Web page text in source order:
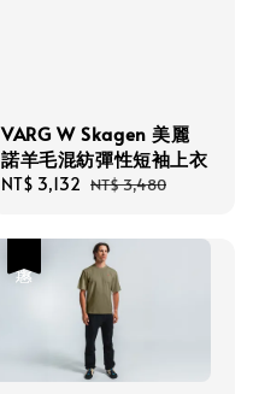
VARG W Skagen 美麗
諾羊毛混紡彈性短袖上衣
Sale
NT$ 3,132 Regular
NT$ 3,480